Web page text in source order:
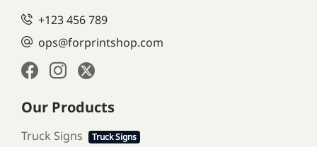
+123 456 789
ops@forprintshop.com
Our Products
Truck Signs Truck Signs